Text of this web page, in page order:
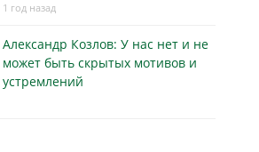
1 год назад
Александр Козлов: У нас нет и не
может быть скрытых мотивов и
устремлений